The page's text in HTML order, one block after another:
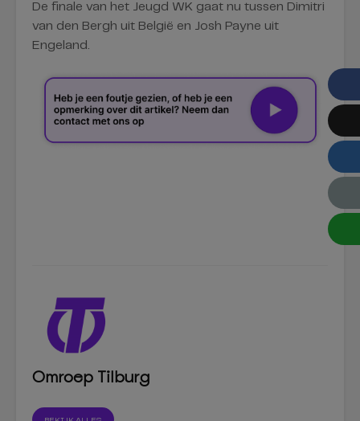
De finale van het Jeugd WK gaat nu tussen Dimitri
van den Bergh uit België en Josh Payne uit
Engeland.
Omroep Tilburg